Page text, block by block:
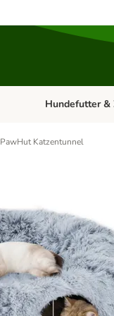
Kategorie-Menü
Hundefutter &
PawHut Katzentunnel